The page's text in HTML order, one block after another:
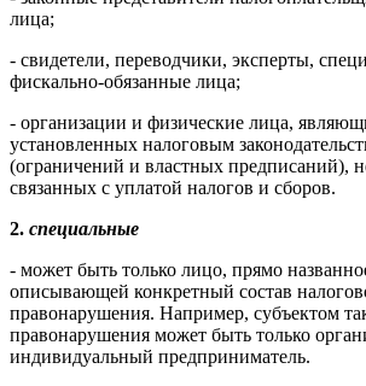
лица;
- свидетели, переводчики, эксперты,
фискально-обязанные лица;
- организации и физические лица,
установленных налоговым
(ограничений и властных предписаний),
связанных с уплатой налогов и сборов.
2. специальные
- может быть только лицо, прямо
описывающей конкретный состав
правонарушения. Например, субъектом
правонарушения может быть только
индивидуальный предприниматель.